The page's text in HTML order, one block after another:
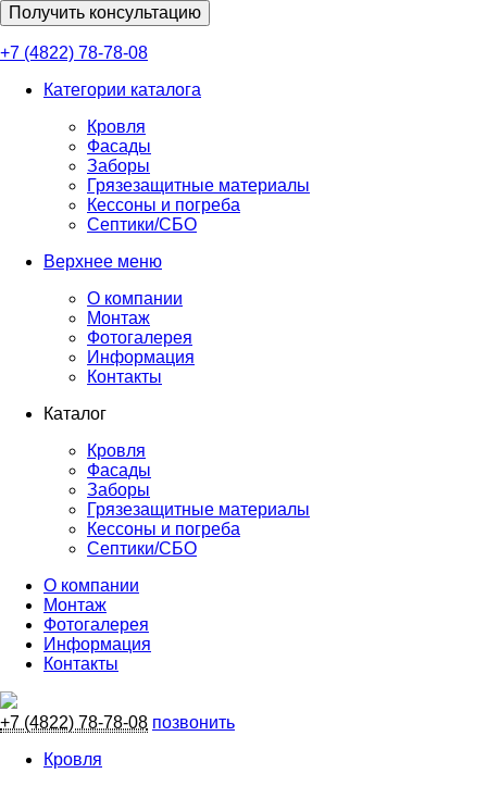
Получить консультацию
+7 (4822) 78-78-08
Категории каталога
Кровля
Фасады
Заборы
Грязезащитные материалы
Кессоны и погреба
Септики/СБО
Верхнее меню
О компании
Монтаж
Фотогалерея
Информация
Контакты
Каталог
Кровля
Фасады
Заборы
Грязезащитные материалы
Кессоны и погреба
Септики/СБО
О компании
Монтаж
Фотогалерея
Информация
Контакты
+7 (4822) 78-78-08 позвонить
Кровля